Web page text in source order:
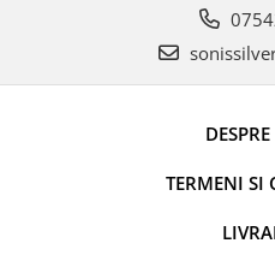
TERMENI SI